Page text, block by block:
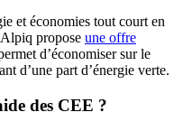
et économies tout court en
propose une offre
d’économiser sur le
d’une part d’énergie verte.
des CEE ?